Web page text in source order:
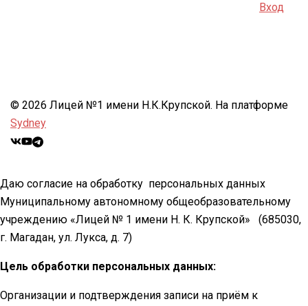
Вход
© 2026 Лицей №1 имени Н.К.Крупской. На платформе
Sydney
Даю согласие на обработку персональных данных
Муниципальному автономному общеобразовательному
учреждению «Лицей № 1 имени Н. К. Крупской»
(685030,
г. Магадан, ул. Лукса, д. 7)
Цель обработки персональных данных:
Организации и подтверждения записи на приём к